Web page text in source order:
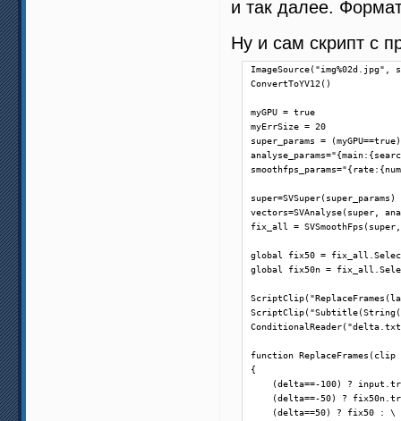
и так далее.
Ну и сам скрипт с
ImageSource("img%02d.jpg",
ConvertToYV12()
myGPU = true
myErrSize = 20
super_params =
super=SVSuper(super_params)
vectors=SVAnalyse(super,
fix_all =
global fix50 =
global fix50n =
function
{
(delta==-100) ?
(delta==-50) ?
    (delta==50) ? fix50 : \